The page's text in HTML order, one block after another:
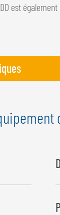
est